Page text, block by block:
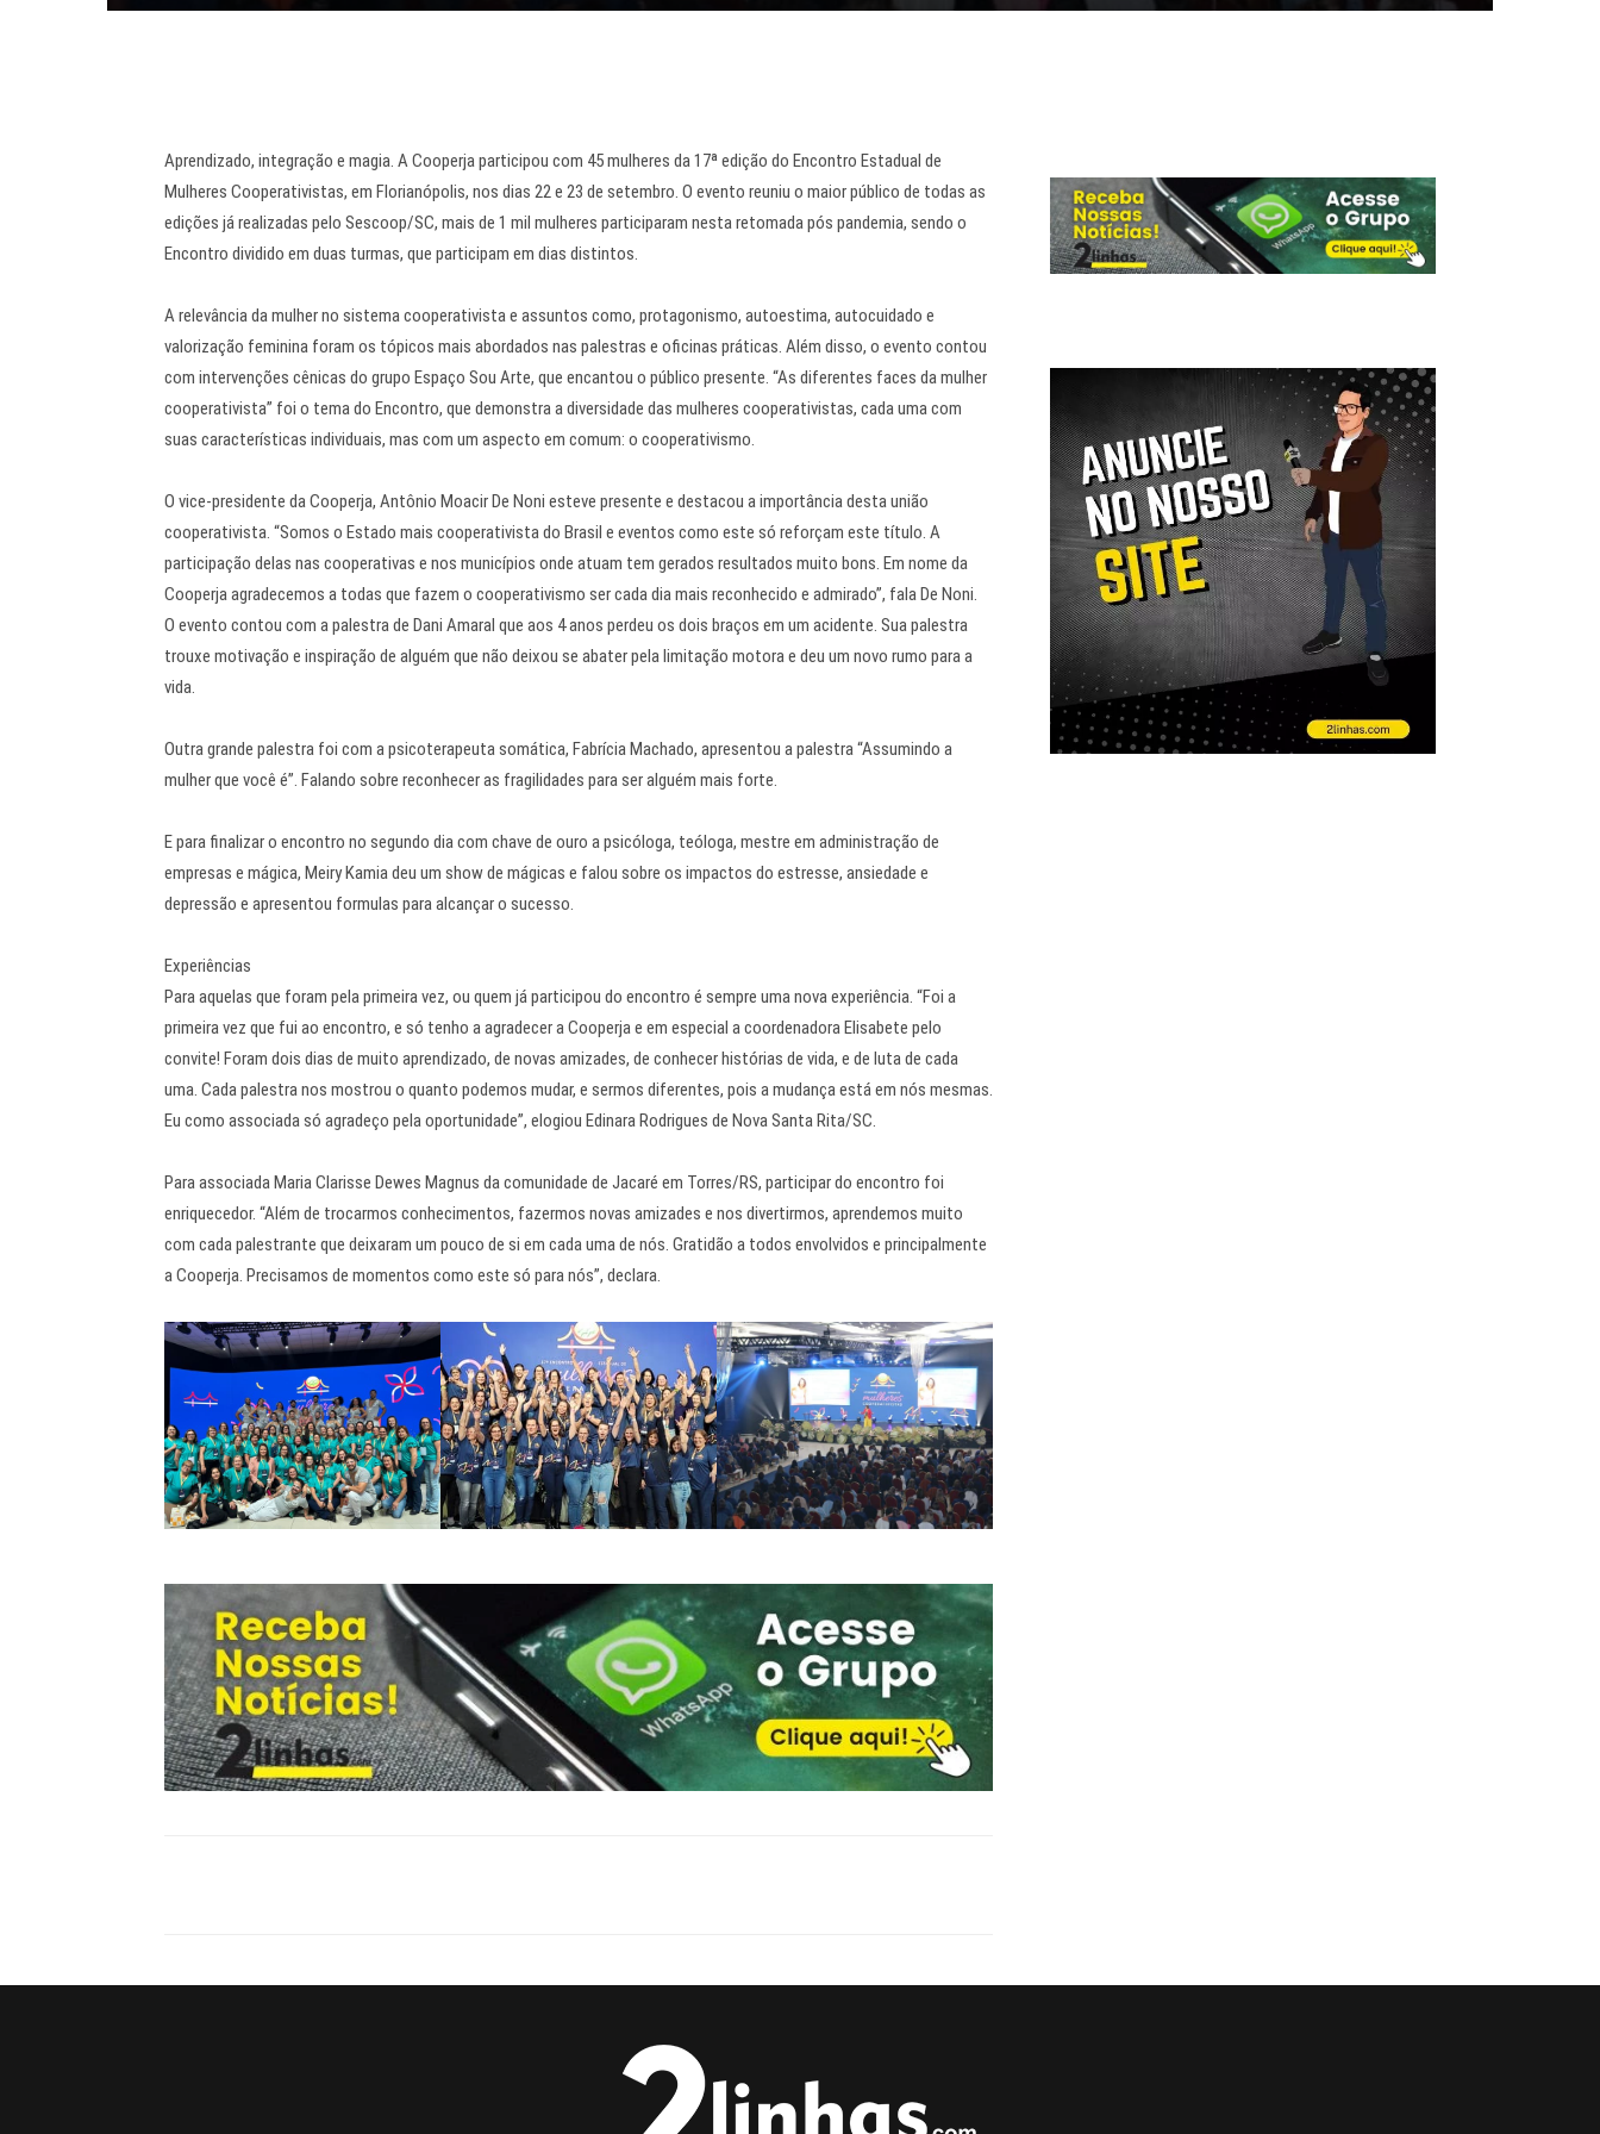
Aprendizado, integração e magia. A Cooperja participou com 45 mulheres da 17ª edição do Encontro Estadual de
Mulheres Cooperativistas, em Florianópolis, nos dias 22 e 23 de setembro. O evento reuniu o maior público de todas as
edições já realizadas pelo Sescoop/SC, mais de 1 mil mulheres participaram nesta retomada pós pandemia, sendo o
Encontro dividido em duas turmas, que participam em dias distintos.
A relevância da mulher no sistema cooperativista e assuntos como, protagonismo, autoestima, autocuidado e
valorização feminina foram os tópicos mais abordados nas palestras e oficinas práticas. Além disso, o evento contou
com intervenções cênicas do grupo Espaço Sou Arte, que encantou o público presente. “As diferentes faces da mulher
cooperativista” foi o tema do Encontro, que demonstra a diversidade das mulheres cooperativistas, cada uma com
suas características individuais, mas com um aspecto em comum: o cooperativismo.
O vice-presidente da Cooperja, Antônio Moacir De Noni esteve presente e destacou a importância desta união
cooperativista. “Somos o Estado mais cooperativista do Brasil e eventos como este só reforçam este título. A
participação delas nas cooperativas e nos municípios onde atuam tem gerados resultados muito bons. Em nome da
Cooperja agradecemos a todas que fazem o cooperativismo ser cada dia mais reconhecido e admirado”, fala De Noni.
O evento contou com a palestra de Dani Amaral que aos 4 anos perdeu os dois braços em um acidente. Sua palestra
trouxe motivação e inspiração de alguém que não deixou se abater pela limitação motora e deu um novo rumo para a
vida.
Outra grande palestra foi com a psicoterapeuta somática, Fabrícia Machado, apresentou a palestra “Assumindo a
mulher que você é”. Falando sobre reconhecer as fragilidades para ser alguém mais forte.
E para finalizar o encontro no segundo dia com chave de ouro a psicóloga, teóloga, mestre em administração de
empresas e mágica, Meiry Kamia deu um show de mágicas e falou sobre os impactos do estresse, ansiedade e
depressão e apresentou formulas para alcançar o sucesso.
Experiências
Para aquelas que foram pela primeira vez, ou quem já participou do encontro é sempre uma nova experiência. “Foi a
primeira vez que fui ao encontro, e só tenho a agradecer a Cooperja e em especial a coordenadora Elisabete pelo
convite! Foram dois dias de muito aprendizado, de novas amizades, de conhecer histórias de vida, e de luta de cada
uma. Cada palestra nos mostrou o quanto podemos mudar, e sermos diferentes, pois a mudança está em nós mesmas.
Eu como associada só agradeço pela oportunidade”, elogiou Edinara Rodrigues de Nova Santa Rita/SC.
Para associada Maria Clarisse Dewes Magnus da comunidade de Jacaré em Torres/RS, participar do encontro foi
enriquecedor. “Além de trocarmos conhecimentos, fazermos novas amizades e nos divertirmos, aprendemos muito
com cada palestrante que deixaram um pouco de si em cada uma de nós. Gratidão a todos envolvidos e principalmente
a Cooperja. Precisamos de momentos como este só para nós”, declara.